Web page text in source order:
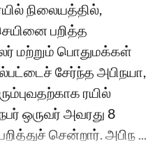
நிலையத்தில்,
பறித்த
மற்றும் பொதுமக்கள்
சேர்ந்த அபிநயா,
ரயில்
ஒருவர் அவரது 8
சென்றார். அபிந ...